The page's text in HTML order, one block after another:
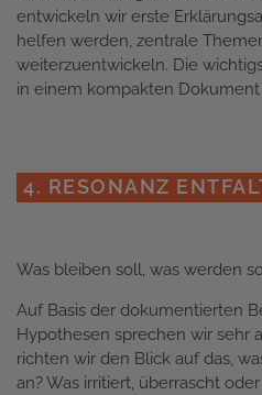
entwickeln wir erste
helfen werden, zentrale
weiterzuentwickeln. Die
in einem kompakten Dokument
4. RESONANZ
Was bleiben soll, was werden
Auf Basis der dokumentierten
Hypothesen sprechen wir sehr
richten wir den Blick auf das,
an? Was irritiert, überrascht